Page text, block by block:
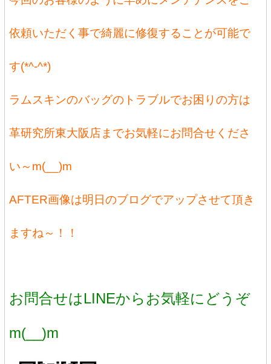
依頼いただく事で綺麗に修復することが可能で
す(*^-^*)
ラムスキンのバッグのトラブルでお困りの方は
革研究所東大阪店までお気軽にお問合せくださ
い～m(__)m
AFTER画像は明日のブログでアップさせて頂き
ますね～！！
お問合せはLINEからお気軽にどうぞ
m(__)m